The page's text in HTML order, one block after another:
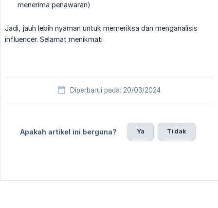
menerima penawaran)
Jadi, jauh lebih nyaman untuk memeriksa dan menganalisis
influencer. Selamat menikmati
Diperbarui pada: 20/03/2024
Apakah artikel ini berguna? Ya Tidak